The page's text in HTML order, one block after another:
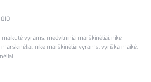
, maikutė vyrams, medvilniniai marškinėliai, nike
marškinėliai, nike marškinėliai vyrams, vyriška maikė,